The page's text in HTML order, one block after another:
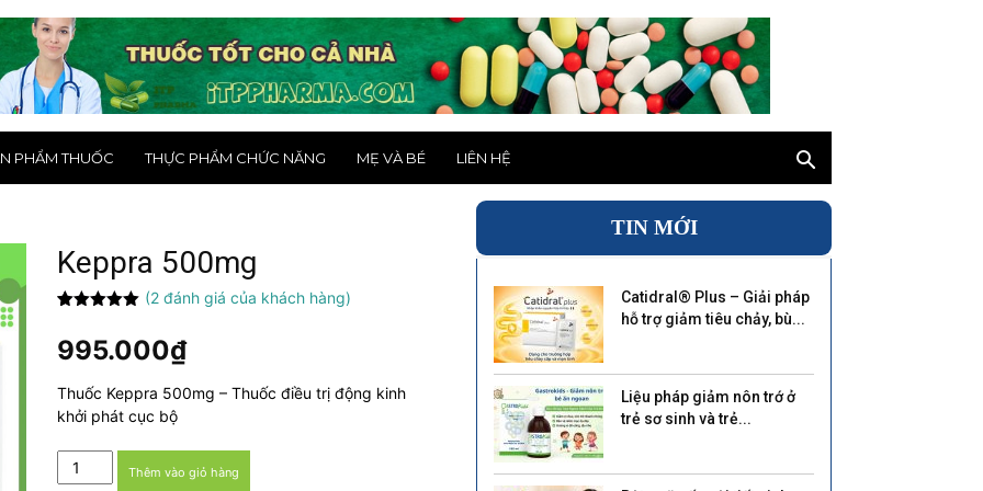
PHẨM THUỐC THỰC PHẨM CHỨC NĂNG MẸ VÀ BÉ LIÊN HỆ
Keppra 500mg
dựa trên
đánh giá
(2đánh giá của khách hàng)
995.000₫
Thuốc Keppra 500mg – Thuốc điều trị động kinh
khởi phát cục bộ
Keppra
500mg
Thêm vào giỏ hàng
TIN MỚI
Catidral® Plus – Giải pháp
hỗ trợ giảm tiêu chảy, bù...
Liệu pháp giảm nôn trớ ở
trẻ sơ sinh và trẻ...